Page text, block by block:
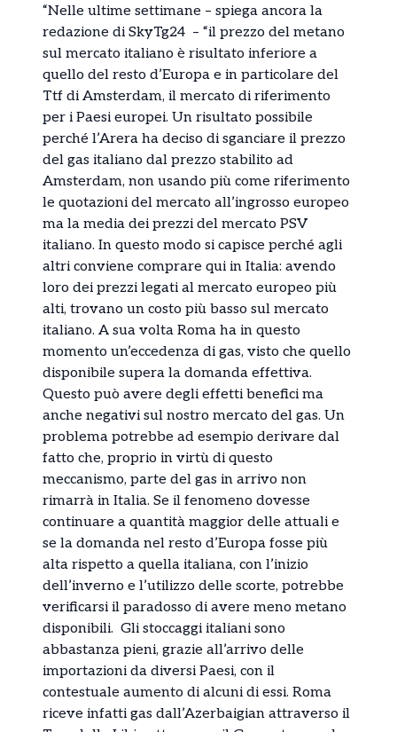
“Nelle ultime settimane – spiega ancora la
redazione di SkyTg24 – “il prezzo del metano
sul mercato italiano è risultato inferiore a
quello del resto d’Europa e in particolare del
Ttf di Amsterdam, il mercato di riferimento
per i Paesi europei. Un risultato possibile
perché l’Arera ha deciso di sganciare il prezzo
del gas italiano dal prezzo stabilito ad
Amsterdam, non usando più come riferimento
le quotazioni del mercato all’ingrosso europeo
ma la media dei prezzi del mercato PSV
italiano. In questo modo si capisce perché agli
altri conviene comprare qui in Italia: avendo
loro dei prezzi legati al mercato europeo più
alti, trovano un costo più basso sul mercato
italiano. A sua volta Roma ha in questo
momento un’eccedenza di gas, visto che quello
disponibile supera la domanda effettiva.
Questo può avere degli effetti benefici ma
anche negativi sul nostro mercato del gas. Un
problema potrebbe ad esempio derivare dal
fatto che, proprio in virtù di questo
meccanismo, parte del gas in arrivo non
rimarrà in Italia. Se il fenomeno dovesse
continuare a quantità maggior delle attuali e
se la domanda nel resto d’Europa fosse più
alta rispetto a quella italiana, con l’inizio
dell’inverno e l’utilizzo delle scorte, potrebbe
verificarsi il paradosso di avere meno metano
disponibili. Gli stoccaggi italiani sono
abbastanza pieni, grazie all’arrivo delle
importazioni da diversi Paesi, con il
contestuale aumento di alcuni di essi. Roma
riceve infatti gas dall’Azerbaigian attraverso il